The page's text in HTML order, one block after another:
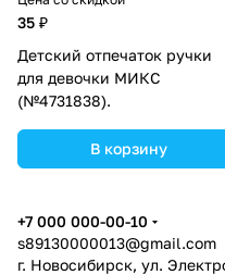
35 ₽
Детский отпечаток ручки
для девочки МИКС
(№4731838).
В корзину
+7 000 000-00-10
s89130000013@gmail.com
г. Новосибирск, ул.